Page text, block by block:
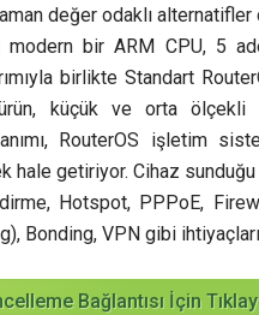
değer odaklı alternatifler
bir ARM CPU, 5
birlikte Standart
küçük ve orta ölçekli
RouterOS işletim
hale getiriyor. Cihaz
Hotspot, PPPoE,
Bonding, VPN gibi
Bağlantısı İçin